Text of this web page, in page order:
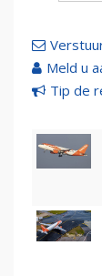
Meld u
Tip de